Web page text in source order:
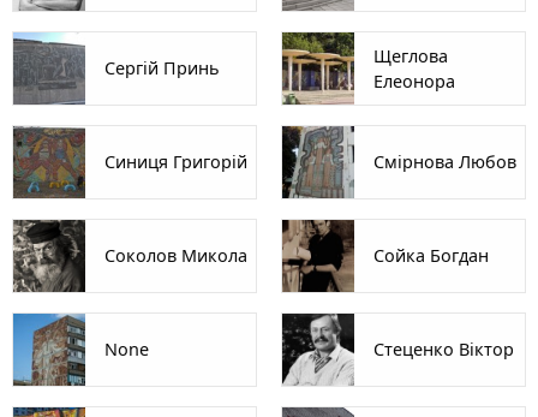
Сергій Принь
Щеглова
Елеонора
Синиця Григорій Смірнова Любов
Соколов Микола Сойка Богдан
None Стеценко Віктор